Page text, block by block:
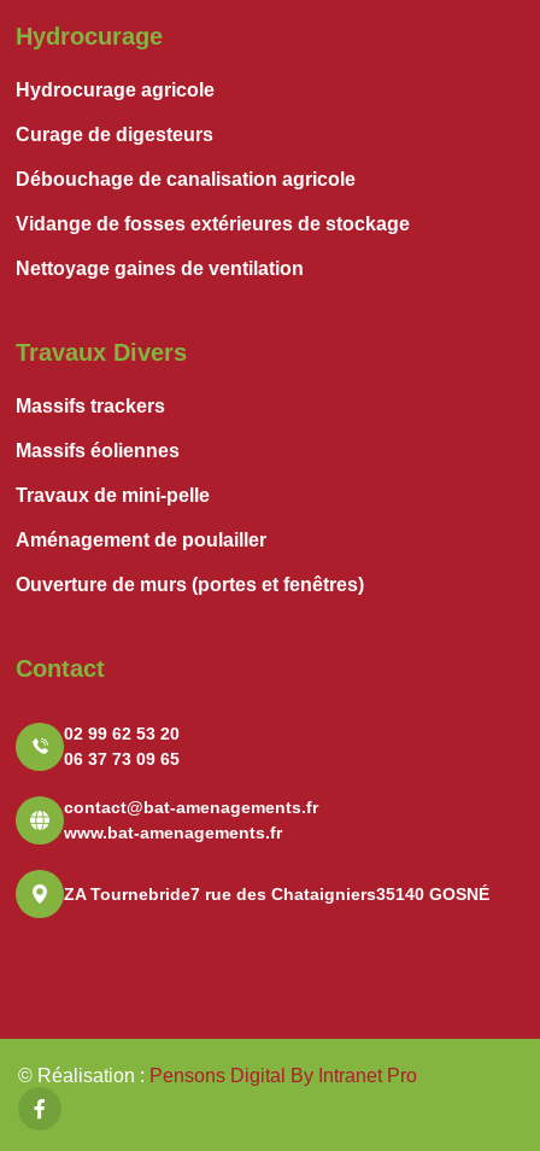
Hydrocurage
Hydrocurage agricole
Curage de digesteurs
Débouchage de canalisation agricole
Vidange de fosses extérieures de stockage
Nettoyage gaines de ventilation
Travaux Divers
Massifs trackers
Massifs éoliennes
Travaux de mini-pelle
Aménagement de poulailler
Ouverture de murs (portes et fenêtres)
Contact
02 99 62 53 20
06 37 73 09 65
contact@bat-amenagements.fr
www.bat-amenagements.fr
ZA Tournebride7 rue des Chataigniers35140 GOSNÉ
© Réalisation : Pensons Digital By Intranet Pro